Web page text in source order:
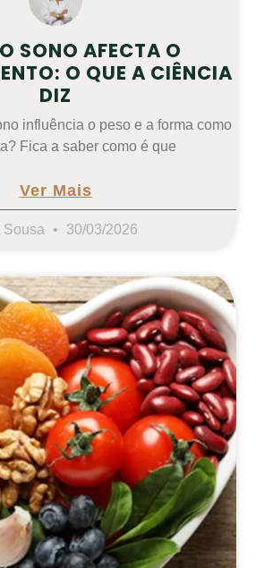
SONO AFECTA O
O QUE A CIÊNCIA
DIZ
influência o peso e a forma como
Fica a saber como é que
Ver Mais
Sousa 30/03/2026